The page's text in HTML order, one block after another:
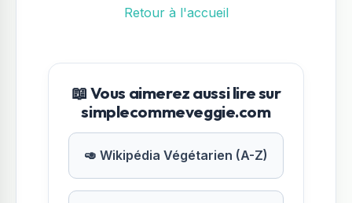
Retour à l'accueil
📖 Vous aimerez aussi lire sur
simplecommeveggie.com
🥑 Wikipédia Végétarien (A-Z)